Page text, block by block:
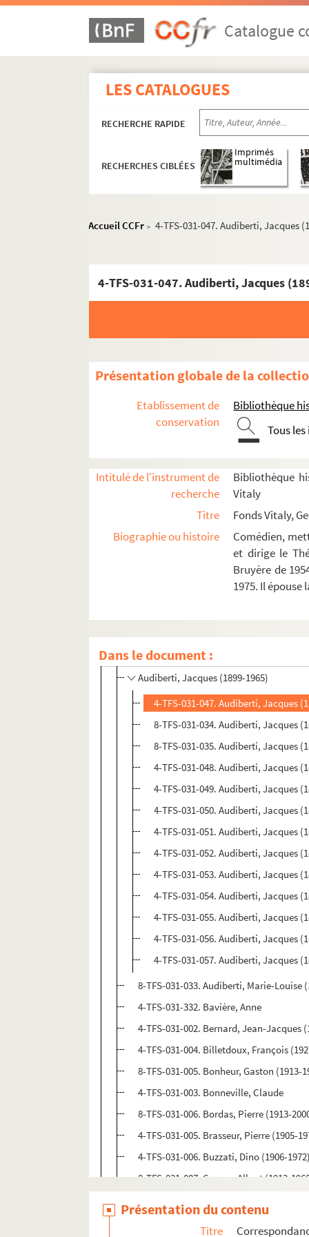
Catalogue
LES CATALOGUES
RECHERCHE RAPIDE
RECHERCHES CIBLÉES
Imprimés
multimédia
Accueil CCFr > 4-TFS-031-047. Audiberti, Jacques
4-TFS-031-047. Audiberti, Jacques
Présentation globale de la
Etablissement de
conservation
Bibliothèque
Tous
Intitulé de l'instrument de
recherche
Bibliothèque
Vitaly
Titre
Fonds Vitaly,
Biographie ou histoire
Comédien,
et dirige le
Bruyère de
1975. Il épouse
Dans le document :
Documentation personnelle
Photographies
Correspondance
Lettres à Georges Vitaly
8-TFS-031-001. Adamov, Arthur (1908-
8-TFS-031-002. Albert-Birot, Arlette
8-TFS-031-003. Anouilh, Jean (1910-
4-TFS-031-001. Arrabal, Fernando
8-TFS-031-036. Audiberti, Jacqueline
Audiberti, Jacques (1899-1965)
4-TFS-031-047. Audiberti, Jacques
8-TFS-031-034. Audiberti, Jacques
8-TFS-031-035. Audiberti, Jacques
4-TFS-031-048. Audiberti, Jacques
4-TFS-031-049. Audiberti, Jacques
4-TFS-031-050. Audiberti, Jacques
4-TFS-031-051. Audiberti, Jacques
4-TFS-031-052. Audiberti, Jacques
4-TFS-031-053. Audiberti, Jacques
4-TFS-031-054. Audiberti, Jacques
4-TFS-031-055. Audiberti, Jacques
4-TFS-031-056. Audiberti, Jacques
4-TFS-031-057. Audiberti, Jacques
8-TFS-031-033. Audiberti, Marie-Louise
4-TFS-031-332. Bavière, Anne
4-TFS-031-002. Bernard, Jean-Jacques
4-TFS-031-004. Billetdoux, François
8-TFS-031-005. Bonheur, Gaston (1913-
4-TFS-031-003. Bonneville, Claude
8-TFS-031-006. Bordas, Pierre (1913-
4-TFS-031-005. Brasseur, Pierre (1905-
4-TFS-031-006. Buzzati, Dino (1906-
8-TFS-031-007. Camus, Albert (1913-
Présentation du contenu
Titre